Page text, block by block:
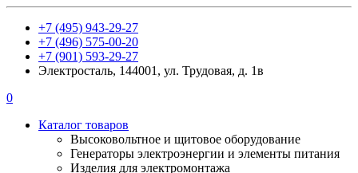
+7 (495) 943-29-27
+7 (496) 575-00-20
+7 (901) 593-29-27
Электросталь, 144001, ул. Трудовая, д. 1в
0
Каталог товаров
Высоковольтное и щитовое оборудование
Генераторы электроэнергии и элементы питания
Изделия для электромонтажа